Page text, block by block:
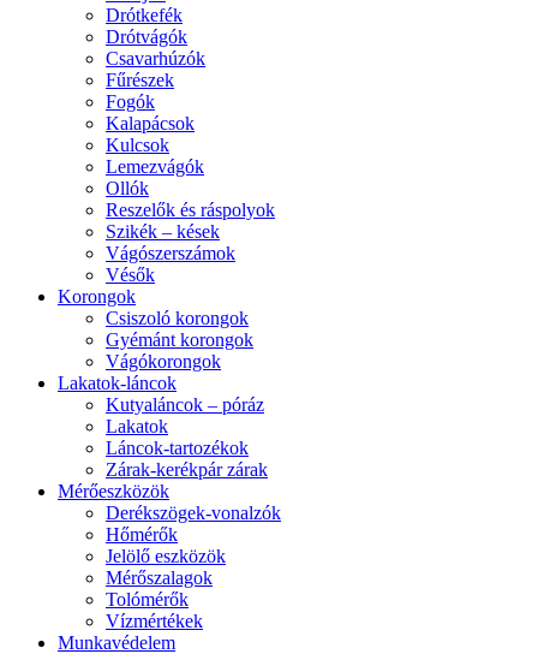
Drótkefék
Drótvágók
Csavarhúzók
Fűrészek
Fogók
Kalapácsok
Kulcsok
Lemezvágók
Ollók
Reszelők és ráspolyok
Szikék – kések
Vágószerszámok
Vésők
Korongok
Csiszoló korongok
Gyémánt korongok
Vágókorongok
Lakatok-láncok
Kutyaláncok – póráz
Lakatok
Láncok-tartozékok
Zárak-kerékpár zárak
Mérőeszközök
Derékszögek-vonalzók
Hőmérők
Jelölő eszközök
Mérőszalagok
Tolómérők
Vízmértékek
Munkavédelem